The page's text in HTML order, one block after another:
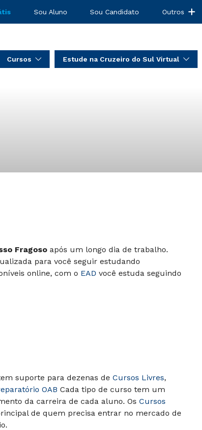
Sou Aluno Sou Candidato Outros
Cursos Estude na Cruzeiro do Sul Virtual
Fragoso após um longo dia de trabalho.
para você seguir estudando
online, com o EAD você estuda seguindo
suporte para dezenas de Cursos Livres,
OAB Cada tipo de curso tem um
da carreira de cada aluno. Os Cursos
de quem precisa entrar no mercado de